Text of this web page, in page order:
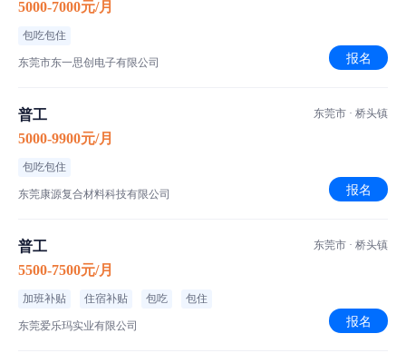
5000-7000元/月
包吃包住
东莞市东一思创电子有限公司 报名
普工
5000-9900元/月
包吃包住
东莞康源复合材料科技有限公司
东莞市 · 桥头镇
报名
普工
5500-7500元/月
加班补贴 住宿补贴 包吃 包住
东莞爱乐玛实业有限公司
东莞市 · 桥头镇
报名